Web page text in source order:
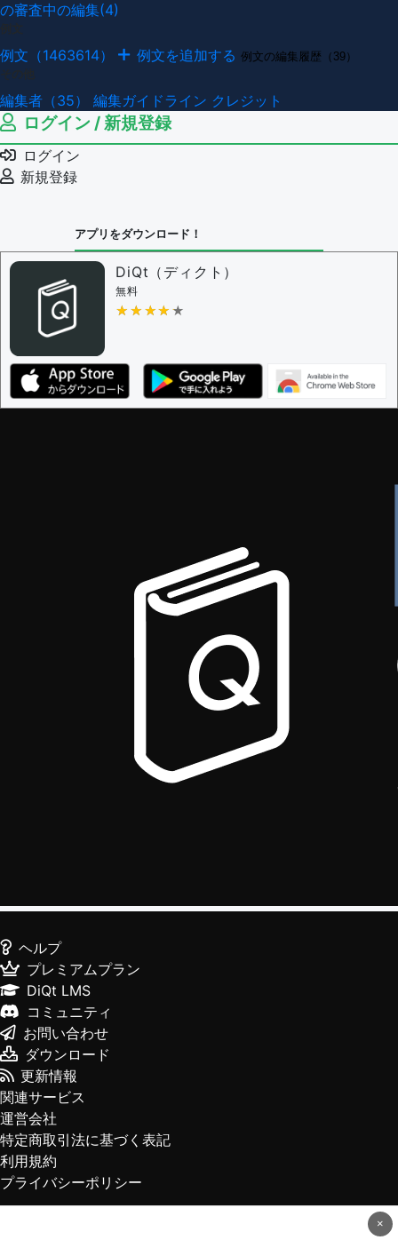
×
の審査中の編集(4)
例文（1463614） 例文を追加する 例文の編集履歴（39）
編集者（35） 編集ガイドライン クレジット
ログイン / 新規登録
ログイン
新規登録
アプリをダウンロード！
DiQt（ディクト）
無料
★★★★★
★★★★★
ヘルプ
プレミアムプラン
DiQt LMS
コミュニティ
お問い合わせ
ダウンロード
更新情報
関連サービス
運営会社
特定商取引法に基づく表記
利用規約
プライバシーポリシー